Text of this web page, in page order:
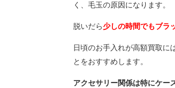
く、毛玉の原因になります。
脱いだら少しの時間でもブラ
日頃のお手入れが高額買取に
とをおすすめします。
アクセサリー関係は特にケー